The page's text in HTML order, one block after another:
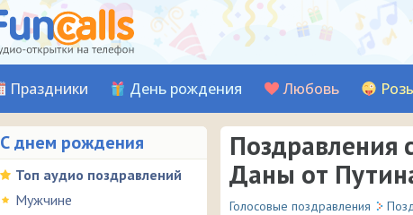
Праздники День рождения Любовь
С днем рождения
Топ аудио поздравлений
Мужчине
Даны от
Голосовые поздравления